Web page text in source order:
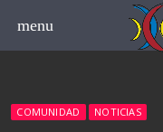
menu
COMUNIDAD NOTICIAS